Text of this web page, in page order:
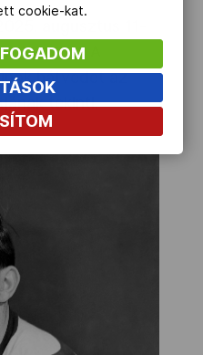
hunyt el. A
hátvédet az
tekinti.
cookie-kat.